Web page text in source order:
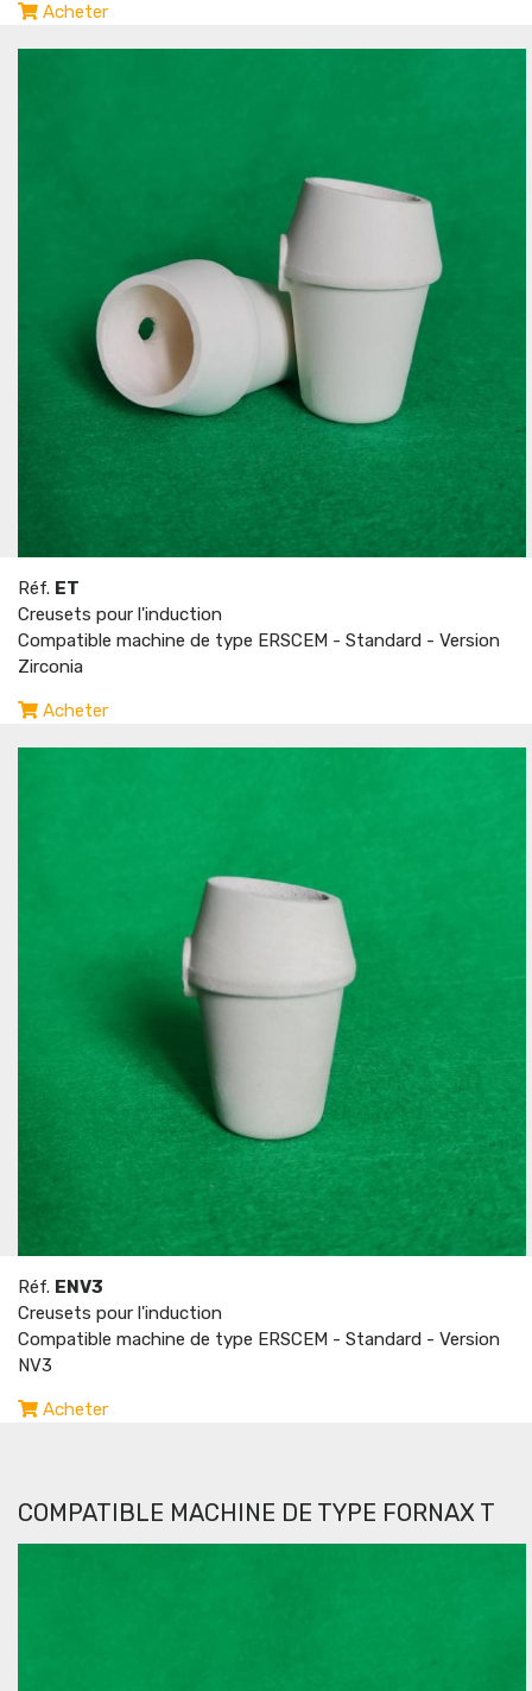
Acheter
Réf. ET
Creusets pour l'induction
Compatible machine de type ERSCEM - Standard - Version
Zirconia
Acheter
Réf. ENV3
Creusets pour l'induction
Compatible machine de type ERSCEM - Standard - Version
NV3
Acheter
COMPATIBLE MACHINE DE TYPE FORNAX T